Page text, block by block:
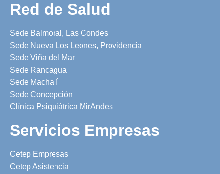
Red de Salud
Sede Balmoral, Las Condes
Sede Nueva Los Leones, Providencia
Sede Viña del Mar
Sede Rancagua
Sede Machalí
Sede Concepción
Clínica Psiquiátrica MirAndes
Servicios Empresas
Cetep Empresas
Cetep Asistencia